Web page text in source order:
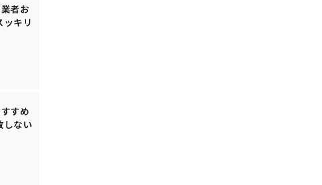
者お
キリ
すめ
しない